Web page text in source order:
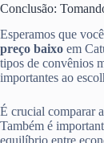
Conclusão:
Esperamos que
preço baixo em
tipos de convênios
importantes ao
É crucial comparar
Também é